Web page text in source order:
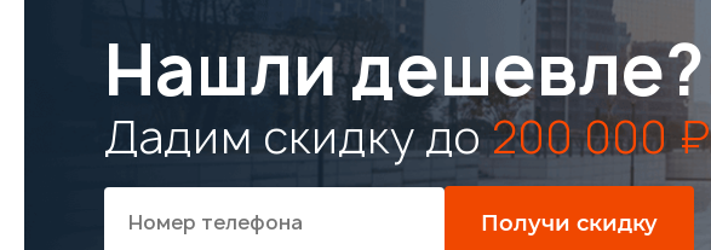
Нашли дешевле?
Дадим скидку до200 000 ₽
Получи скидку